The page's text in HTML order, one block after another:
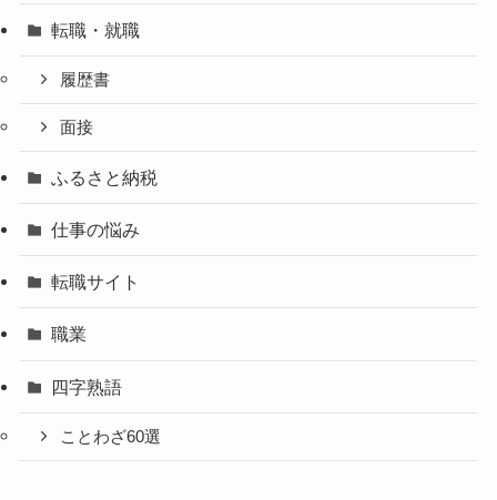
転職・就職
履歴書
面接
ふるさと納税
仕事の悩み
転職サイト
職業
四字熟語
ことわざ60選